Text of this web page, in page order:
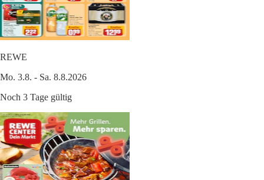
REWE
Mo. 3.8. - Sa. 8.8.2026
Noch 3 Tage gültig